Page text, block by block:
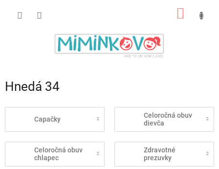
Hnedá 34
Capačky
Celoročná obuv
dievča
Celoročná obuv
chlapec
Zdravotné
prezuvky